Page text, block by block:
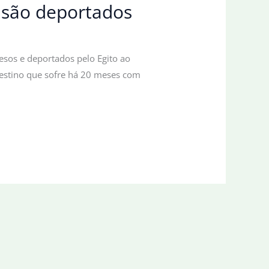
deportados
e deportados pelo Egito ao
que sofre há 20 meses com